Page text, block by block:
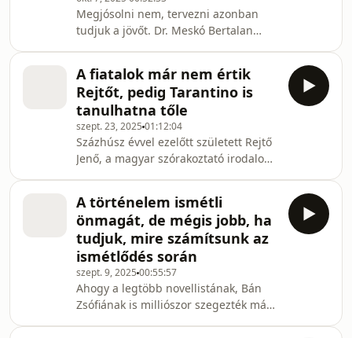
szakértőjével, Csapody Kingával, a
Manó Könyvek kiadóvezetőjével, Dávid
Ádám íróv
Megjósolni nem, tervezni azonban
tudjuk a jövőt. Dr. Meskó Bertalan
szakmát alapított: orvosi
jövőkutatással kezdett el foglalkozni.
Azt szeretné, ha a hasznos
technológiai újítások világszerte a
klinikai gyakorlat részévé válnának, és
ha közérthetően tudnánk beszélni a
jövőnkről. A témában megjelent
kötete hosszú ideig szerep
A fiatalok már nem értik
Rejtőt, pedig Tarantino is
tanulhatna tőle
szept. 23, 2025 01:12:04
Százhúsz évvel ezelőtt született Rejtő
Jenő, a magyar szórakoztató irodalom
elsikkadna az évforduló a Jókai-
emlékév mellett. Egyre kevesebb fiatal
tud kapcsolódni a Rejtői humorhoz,
amely egyebek mellett azzal is
magyarázható, hogy nyelvi játékai ma
már nehezen dekódolhatók. De mit
tehet az irodalomtörténet, vagy az
iskola azért, hogy fen
A történelem ismétli
önmagát, de mégis jobb, ha
tudjuk, mire számítsunk az
ismétlődés során
szept. 9, 2025 00:55:57
Ahogy a legtöbb novellistának, Bán
Zsófiának is milliószor szegezték már